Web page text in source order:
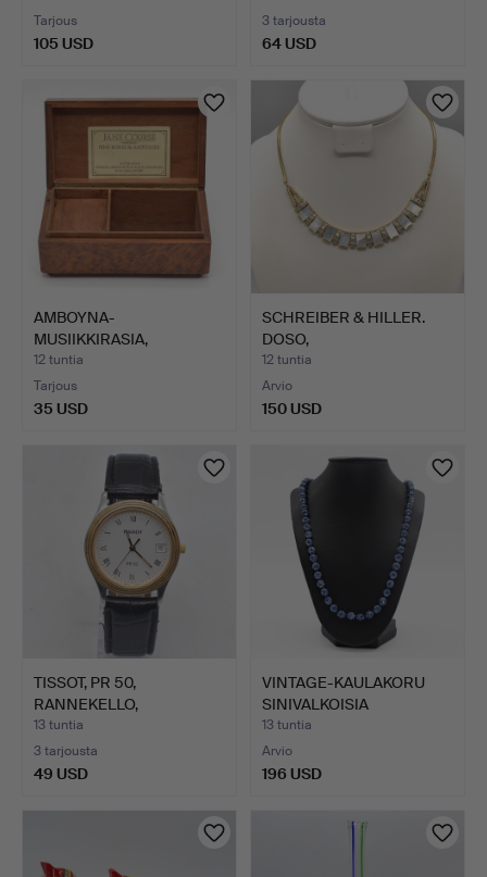
Tarjous
105 USD
DESIGNERMAL…
3 tarjousta
64 USD
AMBOYNA-
MUSIIKKIRASIA,
KANSIKOTELO, PUUTA,…
12 tuntia
Tarjous
35 USD
SCHREIBER & HILLER.
DOSO,
DESIGNERKAULAKOR…
12 tuntia
Arvio
150 USD
TISSOT, PR 50,
RANNEKELLO,
SAFIIRILASI, PÄ…
13 tuntia
3 tarjousta
49 USD
VINTAGE-KAULAKORU
SINIVALKOISIA
POSLIINIHE…
13 tuntia
Arvio
196 USD